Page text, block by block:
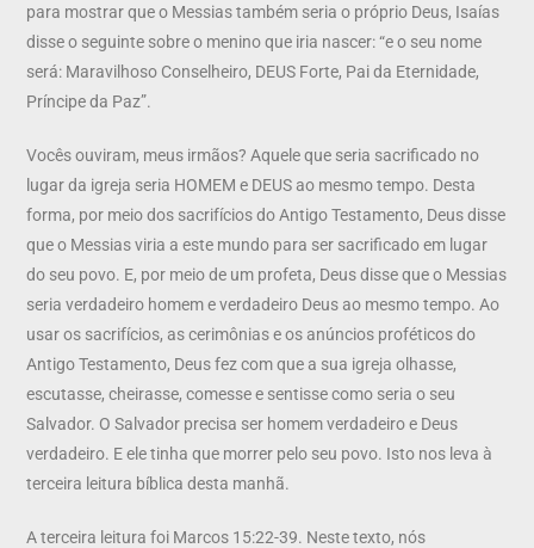
para mostrar que o Messias também seria o próprio Deus, Isaías
disse o seguinte sobre o menino que iria nascer: “e o seu nome
será: Maravilhoso Conselheiro, DEUS Forte, Pai da Eternidade,
Príncipe da Paz”.
Vocês ouviram, meus irmãos? Aquele que seria sacrificado no
lugar da igreja seria HOMEM e DEUS ao mesmo tempo. Desta
forma, por meio dos sacrifícios do Antigo Testamento, Deus disse
que o Messias viria a este mundo para ser sacrificado em lugar
do seu povo. E, por meio de um profeta, Deus disse que o Messias
seria verdadeiro homem e verdadeiro Deus ao mesmo tempo. Ao
usar os sacrifícios, as cerimônias e os anúncios proféticos do
Antigo Testamento, Deus fez com que a sua igreja olhasse,
escutasse, cheirasse, comesse e sentisse como seria o seu
Salvador. O Salvador precisa ser homem verdadeiro e Deus
verdadeiro. E ele tinha que morrer pelo seu povo. Isto nos leva à
terceira leitura bíblica desta manhã.
A terceira leitura foi Marcos 15:22-39. Neste texto, nós